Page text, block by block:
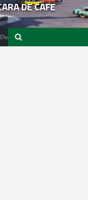
DE CAFE
The Last of Us Limited Edition